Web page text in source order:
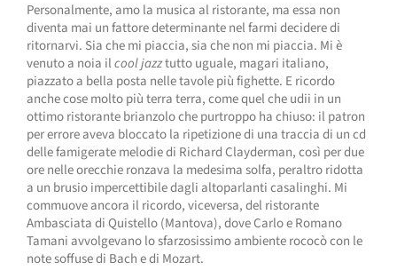
Personalmente, amo la musica al ristorante, ma essa non
diventa mai un fattore determinante nel farmi decidere di
ritornarvi. Sia che mi piaccia, sia che non mi piaccia. Mi è
venuto a noia ilcool jazztutto uguale, magari italiano,
piazzato a bella posta nelle tavole più fighette. E ricordo
anche cose molto più terra terra, come quel che udii in un
ottimo ristorante brianzolo che purtroppo ha chiuso: il patron
per errore aveva bloccato la ripetizione di una traccia di un cd
delle famigerate melodie di Richard Clayderman, così per due
ore nelle orecchie ronzava la medesima solfa, peraltro ridotta
a un brusio impercettibile dagli altoparlanti casalinghi. Mi
commuove ancora il ricordo, viceversa, del ristorante
Ambasciata di Quistello (Mantova), dove Carlo e Romano
Tamani avvolgevano lo sfarzosissimo ambiente rococò con le
note soffuse di Bach e di Mozart.